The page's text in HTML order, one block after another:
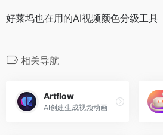
好莱坞也在用的AI视频颜色分级工具
相关导航
Artflow
AI创建生成视频动画